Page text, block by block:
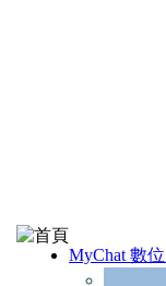
MyChat 數